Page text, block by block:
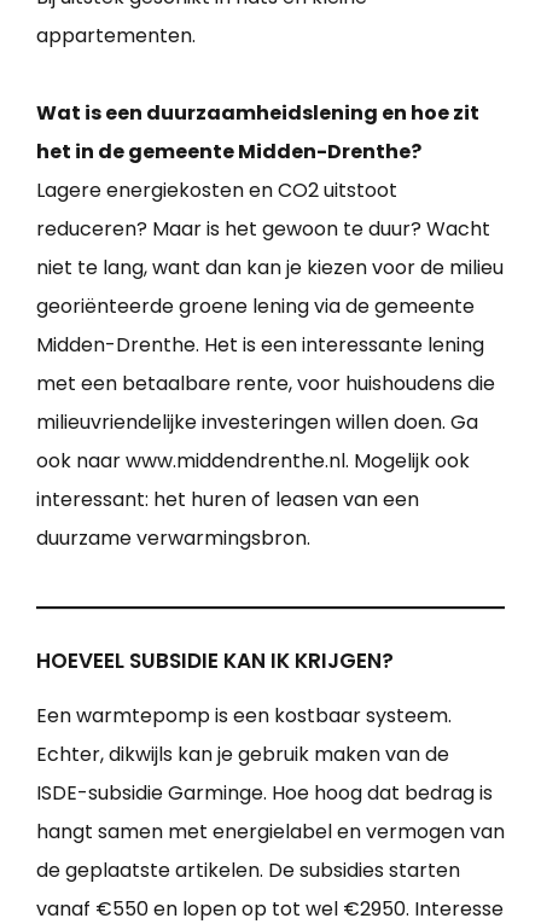
appartementen.
Wat is een duurzaamheidslening en hoe zit
het in de gemeente Midden-Drenthe?
Lagere energiekosten en CO2 uitstoot
reduceren? Maar is het gewoon te duur? Wacht
niet te lang, want dan kan je kiezen voor de milieu
georiënteerde groene lening via de gemeente
Midden-Drenthe. Het is een interessante lening
met een betaalbare rente, voor huishoudens die
milieuvriendelijke investeringen willen doen. Ga
ook naar www.middendrenthe.nl. Mogelijk ook
interessant: het huren of leasen van een
duurzame verwarmingsbron.
HOEVEEL SUBSIDIE KAN IK KRIJGEN?
Een warmtepomp is een kostbaar systeem.
Echter, dikwijls kan je gebruik maken van de
ISDE-subsidie Garminge. Hoe hoog dat bedrag is
hangt samen met energielabel en vermogen van
de geplaatste artikelen. De subsidies starten
vanaf €550 en lopen op tot wel €2950. Interesse